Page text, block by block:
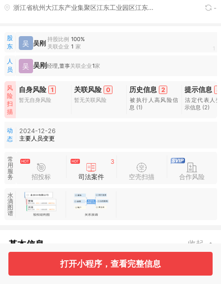
浙江省杭州大江东产业集聚区江东工业园区江东三路6518号 -
股
东
吴 吴刚 持股比例 100%
关联企业 1 家 1
人
员
吴 吴刚 经理,董事关联企业1家
风
险
扫
描
自身风险 1
暂无自身风险
关联风险 0
暂无关联风险
历史信息 2
被执行人高风险信
息 (1)
提示信息 8
法定代表人
示信息 (2)
动
态
2024-12-26
主要人员变更
常
用
服
务
招投标
3
司法案件 空壳扫描 合作风险
水
滴
图
谱
基本信息 收起
1 1
打开小程序，查看完整信息